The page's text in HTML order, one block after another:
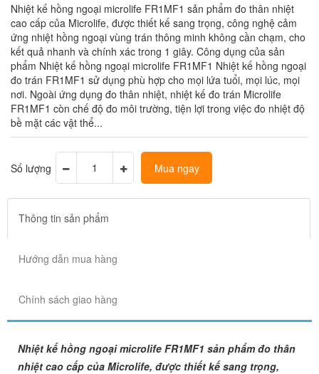
Nhiệt kế hồng ngoại microlife FR1MF1 sản phẩm đo thân nhiệt
cao cấp của Microlife, được thiết kế sang trọng, công nghệ cảm
ứng nhiệt hồng ngoại vùng trán thông minh không cần chạm, cho
kết quả nhanh và chính xác trong 1 giây. Công dụng của sản
phẩm Nhiệt kế hồng ngoại microlife FR1MF1 Nhiệt kế hồng ngoại
đo trán FR1MF1 sử dụng phù hợp cho mọi lứa tuổi, mọi lúc, mọi
nơi. Ngoài ứng dụng đo thân nhiệt, nhiệt kế đo trán Microlife
FR1MF1 còn chế độ đo môi trường, tiện lợi trong việc đo nhiệt độ
bề mặt các vật thể...
Số lượng Mua ngay
Thông tin sản phẩm
Hướng dẫn mua hàng
Chính sách giao hàng
Nhiệt kế hồng ngoại microlife FR1MF1 sản phẩm đo thân
nhiệt cao cấp của Microlife, được thiết kế sang trọng,